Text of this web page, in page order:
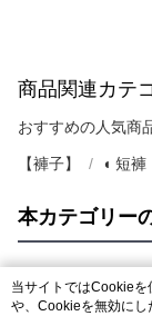
商品関連カテ
おすすめの人気商
【褲子】 ◖ 短褲
本カテゴリー
人気タグ
当サイトではCookie
や、Cookieを無効にし